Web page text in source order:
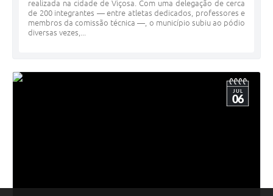
realizada na cidade de Viçosa. Com uma delegação de cerca
de 200 integrantes — entre atletas dedicados, professores e
membros da comissão técnica —, o município subiu ao pódio
diversas vezes,...
JUL
06